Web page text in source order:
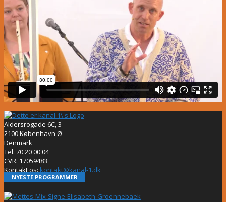
Aldersrogade 6C, 3
2100 København Ø
Denmark
Tel: 70 20 00 04
CVR. 17059483
Kontakt os: kontakt@kanal-1.dk
NYESTE PROGRAMMER